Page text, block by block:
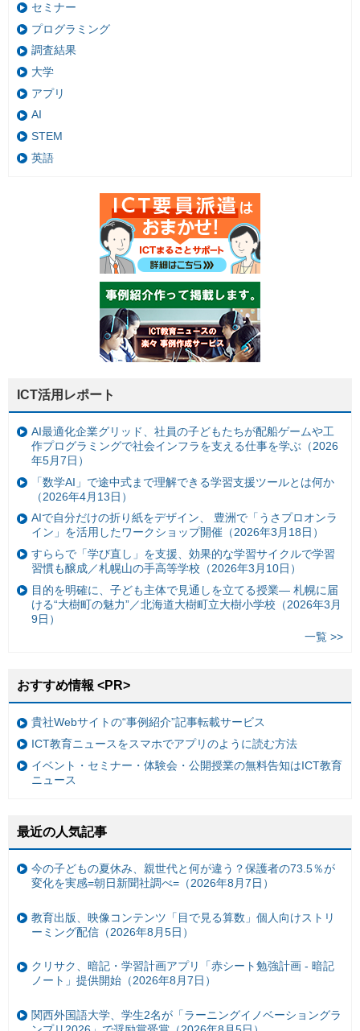
セミナー
プログラミング
調査結果
大学
アプリ
AI
STEM
英語
ICT活用レポート
AI最適化企業グリッド、社員の子どもたちが配船ゲームや工
作プログラミングで社会インフラを支える仕事を学ぶ（2026
年5月7日）
「数学AI」で途中式まで理解できる学習支援ツールとは何か
（2026年4月13日）
AIで自分だけの折り紙をデザイン、 豊洲で「うさプロオンラ
イン」を活用したワークショップ開催（2026年3月18日）
すららで「学び直し」を支援、効果的な学習サイクルで学習
習慣も醸成／札幌山の手高等学校（2026年3月10日）
目的を明確に、子ども主体で見通しを立てる授業— 札幌に届
ける“大樹町の魅力”／北海道大樹町立大樹小学校（2026年3月
9日）
一覧 >>
おすすめ情報 <PR>
貴社Webサイトの“事例紹介”記事転載サービス
ICT教育ニュースをスマホでアプリのように読む方法
イベント・セミナー・体験会・公開授業の無料告知はICT教育
ニュース
最近の人気記事
今の子どもの夏休み、親世代と何が違う？保護者の73.5％が
変化を実感=朝日新聞社調べ=（2026年8月7日）
教育出版、映像コンテンツ「目で見る算数」個人向けストリ
ーミング配信（2026年8月5日）
クリサク、暗記・学習計画アプリ「赤シート勉強計画 - 暗記
ノート」提供開始（2026年8月7日）
関西外国語大学、学生2名が「ラーニングイノベーショングラ